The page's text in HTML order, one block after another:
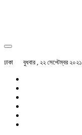
ঢাকা বুধবার , ২২ সেপ্টেম্বর ২০২১